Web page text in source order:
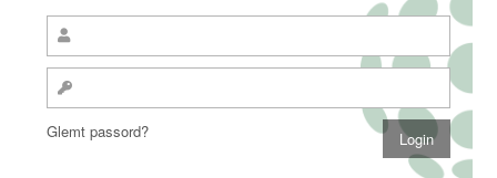
Glemt passord?